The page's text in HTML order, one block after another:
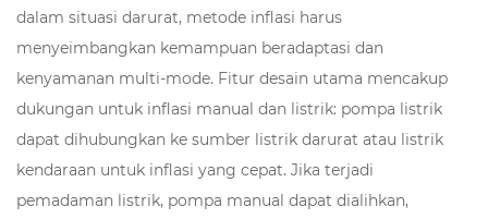
dalam situasi darurat, metode inflasi harus
menyeimbangkan kemampuan beradaptasi dan
kenyamanan multi-mode. Fitur desain utama mencakup
dukungan untuk inflasi manual dan listrik: pompa listrik
dapat dihubungkan ke sumber listrik darurat atau listrik
kendaraan untuk inflasi yang cepat. Jika terjadi
pemadaman listrik, pompa manual dapat dialihkan,